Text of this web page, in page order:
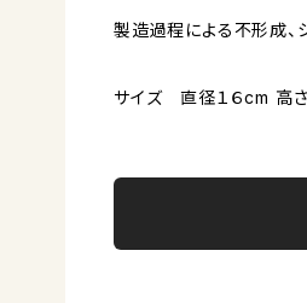
製造過程による不形成、
サイズ 直径１６cm 高